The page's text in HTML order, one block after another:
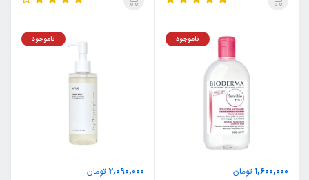
1,600,000 تومان
ناموجود
2,090,000 تومان
ناموجود